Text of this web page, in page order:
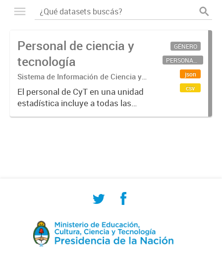
Personal de ciencia y
tecnología
Sistema de Información de Ciencia y
Tecnología Argentino (SICYTAR)
El personal de CyT en una unidad
estadística incluye a todas las
personas involucradas
GÉNERO
PERSONAL CIENTÍFICO-TECNOLÓGICO
json
csv